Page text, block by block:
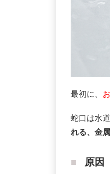
最初に、
蛇口は水
れる、金
原因